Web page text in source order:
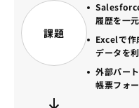
課題
履歴を一
Excelで
データを
外部パー
帳票フォ